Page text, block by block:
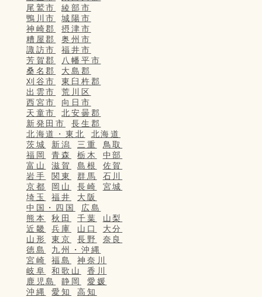
尾鷲市
綾部市
鴨川市
城陽市
神崎郡
摂津市
糟屋郡
奥州市
諏訪市
福井市
芳賀郡
八幡平市
桑名郡
大島郡
刈谷市
東臼杵郡
出雲市
荒川区
西宮市
向日市
天童市
北安曇郡
新発田市
長生郡
北海道・東北
北海道
茨城
新潟 三重
鳥取
福岡
青森 栃木
中部
富山
滋賀 島根
佐賀
岩手
関東 群馬
石川
京都
岡山 長崎
宮城
埼玉
福井
大阪
中国・四国
広島
熊本
秋田 千葉
山梨
近畿
兵庫 山口
大分
山形
東京 長野
奈良
徳島
九州・沖縄
宮崎
福島
神奈川
岐阜
和歌山
香川
鹿児島
静岡
愛媛
沖縄
愛知 高知